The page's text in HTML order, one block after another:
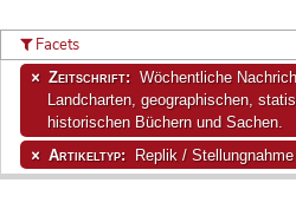
Facets
Zeitschrift:
Wöchentliche
Landcharten, geographischen,
historischen Büchern und Sachen.
Artikeltyp: Replik / Stellungnahme